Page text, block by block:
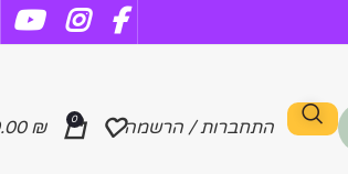
התחברות / הרשמה 0
₪